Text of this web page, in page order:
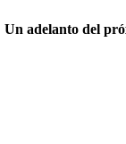
Un adelanto del